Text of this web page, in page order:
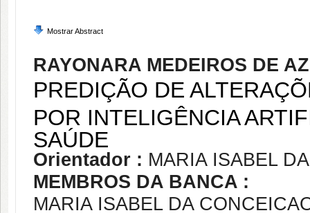
Mostrar Abstract
RAYONARA MEDEIROS DE
PREDIÇÃO DE
POR INTELIGÊNCIA
SAÚDE
Orientador : MARIA ISABEL
MEMBROS DA BANCA :
MARIA ISABEL DA